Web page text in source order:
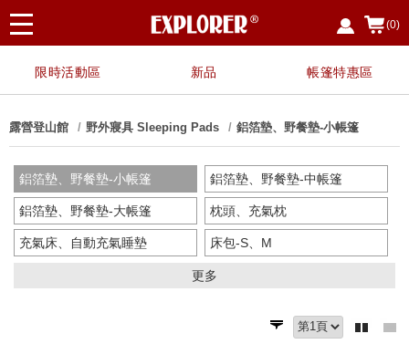
(0)
限時活動區 新品 帳篷特惠區
露營登山館 野外寢具 Sleeping Pads 鋁箔墊、野餐墊-小帳篷
鋁箔墊、野餐墊-小帳篷 鋁箔墊、野餐墊-中帳篷
鋁箔墊、野餐墊-大帳篷 枕頭、充氣枕
充氣床、自動充氣睡墊 床包-S、M
床包-XL
更多